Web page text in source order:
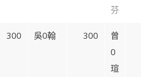
芬
300 吳0翰 300
曾
0
瑄